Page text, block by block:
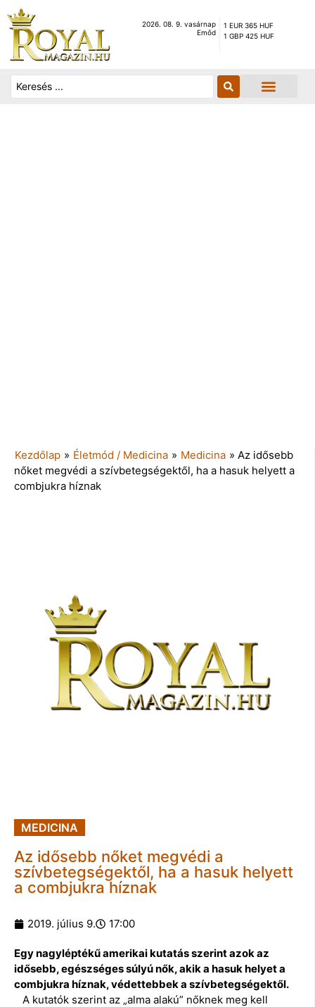
2026. 08. 9. vasárnap
Emőd
1 EUR 365 HUF
1 GBP 425 HUF
Kezdőlap » Életmód / Medicina » Medicina » Az idősebb
nőket megvédi a szívbetegségektől, ha a hasuk helyett a
combjukra híznak
MEDICINA
Az idősebb nőket megvédi a
szívbetegségektől, ha a hasuk helyett
a combjukra híznak
2019. július 9. 17:00
Egy nagyléptékű amerikai kutatás szerint azok az
idősebb, egészséges súlyú nők, akik a hasuk helyet a
combjukra híznak, védettebbek a szívbetegségektől.
A kutatók szerint az „alma alakú” nőknek meg kell